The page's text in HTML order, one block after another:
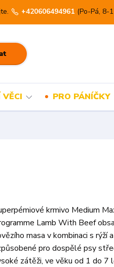
+420606494961 (Po-Pá, 8-
VĚCI PRO PÁNÍČKY
krmivo Medium
Lamb With Beef
masa v kombinaci s rýží
pro dospělé psy
zátěži, ve věku od 1 do 7